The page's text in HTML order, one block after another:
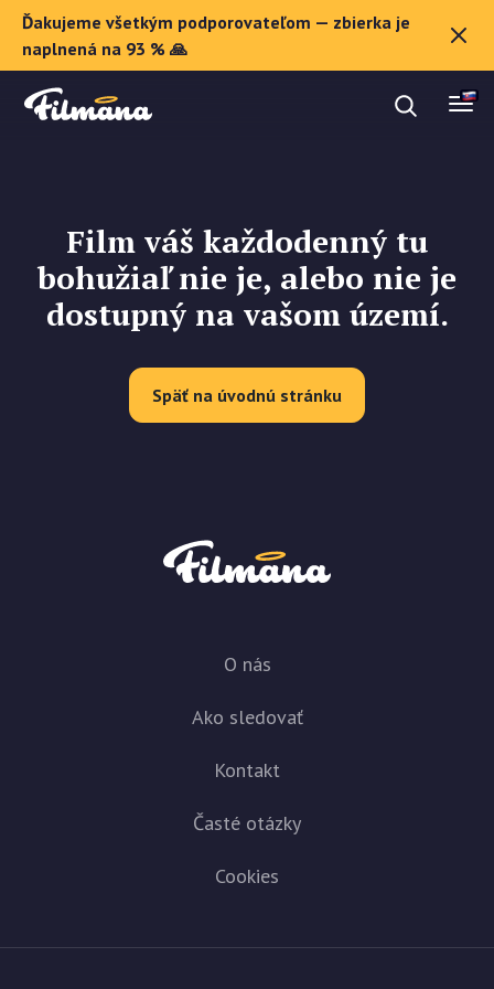
Ďakujeme všetkým podporovateľom — zbierka je
naplnená na 93 % 🙏
O Filmane
Darčekové poukazy
Zaregistrovať sa
Film váš každodenný tu
bohužiaľ nie je, alebo nie je
dostupný na vašom území.
Späť na úvodnú stránku
O nás
Ako sledovať
Kontakt
Časté otázky
Cookies